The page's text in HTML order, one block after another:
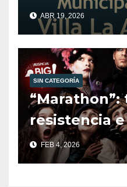
programa
Deporte.
ABR 19, 2026
SIN CATEGORÍA
“Marathon”:
resistencia
escena.
FEB 4, 2026